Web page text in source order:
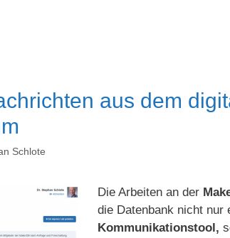
aus dem
Schlote
Die Arbeiten an der
die Datenbank nicht nur
Kommunikationstool,